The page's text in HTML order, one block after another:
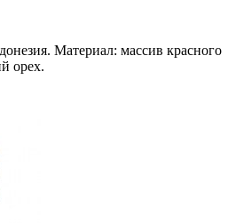
Материал: массив красного
орех.